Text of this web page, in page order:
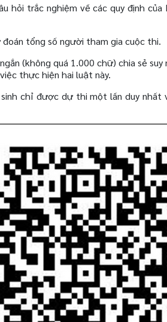
hỏi trắc nghiệm về các quy định của
tổng số người tham gia cuộc thi.
(không quá 1.000 chữ) chia sẻ
thực hiện hai luật này.
chỉ được dự thi một lần duy nhất